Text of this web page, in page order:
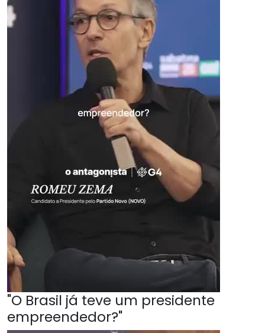
"O Brasil já teve um presidente
empreendedor?"